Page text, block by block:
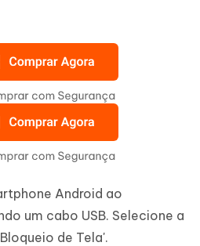
Android ao
um cabo USB. Selecione a
de Tela'.